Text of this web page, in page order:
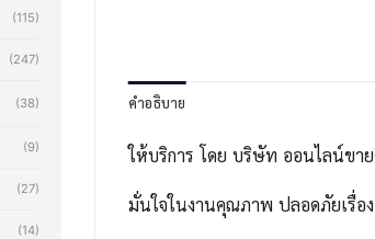
(115)
(247)
(38)
(9)
(27)
(14)
คำอธิบาย
ให้บริการ โดย บริษัท ออนไลน์ขาย
มั่นใจในงานคุณภาพ ปลอดภัยเรื่อง